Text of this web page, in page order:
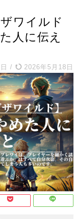
ワイルド
人に伝え
/ 2026年5月18日